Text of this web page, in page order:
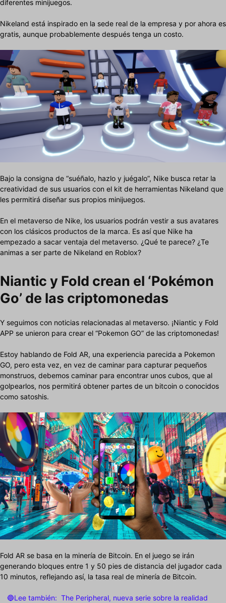
diferentes minijuegos.
Nikeland está inspirado en la sede real de la empresa y por ahora es
gratis, aunque probablemente después tenga un costo.
Bajo la consigna de “suéñalo, hazlo y juégalo”, Nike busca retar la
creatividad de sus usuarios con el kit de herramientas Nikeland que
les permitirá diseñar sus propios minijuegos.
En el metaverso de Nike, los usuarios podrán vestir a sus avatares
con los clásicos productos de la marca. Es así que Nike ha
empezado a sacar ventaja del metaverso. ¿Qué te parece? ¿Te
animas a ser parte de Nikeland en Roblox?
Niantic y Fold crean el ‘Pokémon
Go’ de las criptomonedas
Y seguimos con noticias relacionadas al metaverso. ¡Niantic y Fold
APP se unieron para crear el “Pokemon GO” de las criptomonedas!
Estoy hablando de Fold AR, una experiencia parecida a Pokemon
GO, pero esta vez, en vez de caminar para capturar pequeños
monstruos, debemos caminar para encontrar unos cubos, que al
golpearlos, nos permitirá obtener partes de un bitcoin o conocidos
como satoshis.
Fold AR se basa en la minería de Bitcoin. En el juego se irán
generando bloques entre 1 y 50 pies de distancia del jugador cada
10 minutos, reflejando así, la tasa real de minería de Bitcoin.
🔵Lee también: The Peripheral, nueva serie sobre la realidad